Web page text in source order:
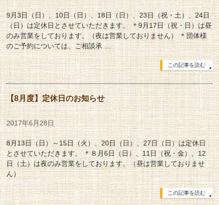
9月3日（日）、10日（日）、18日（日）、23日（祝・土）、24日
（日）は定休日とさせていただきます。 ＊9月17日（祝・日）は昼
のみ営業をしております。（夜は営業しておりません） ＊団体様
のご予約については、ご相談承 …
この記事を読む
【8月度】定休日のお知らせ
2017年6月28日
8月13日（日）～15日（火）、20日（日）、27日（日）は定休日
とさせていただきます。 ＊８月6日（日）、11日（祝・金）、12
日（土）は夜のみ営業をしております。（昼は営業しておりませ
ん）
この記事を読む